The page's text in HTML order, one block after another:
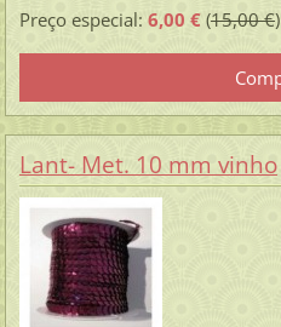
Preço especial: 6,00 €(15,00 €)
Lant- Met. 10 mm vinho